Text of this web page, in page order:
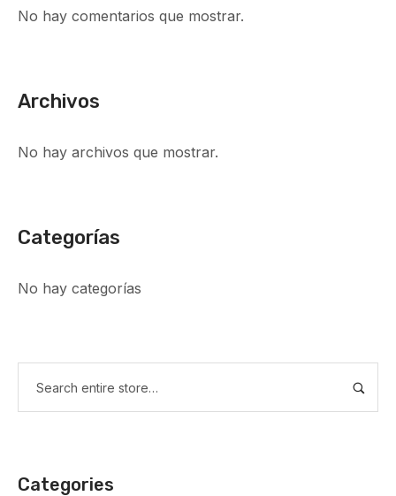
No hay comentarios que mostrar.
Archivos
No hay archivos que mostrar.
Categorías
No hay categorías
Categories